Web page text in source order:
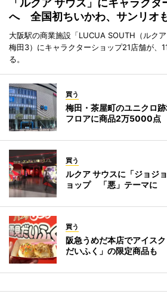
へ 全国初ちいかわ、サンリオ
大阪駅の商業施設「LUCUA SOUTH（ルク
梅田3）にキャラクターショップ21店舗が、
る。
買う
梅田・茶屋町のユニクロ
フロアに商品2万5000点
買う
ルクア サウスに「ジョジ
ョップ 「悪」テーマに
買う
阪急うめだ本店でアイス
だいふく」の限定商品も